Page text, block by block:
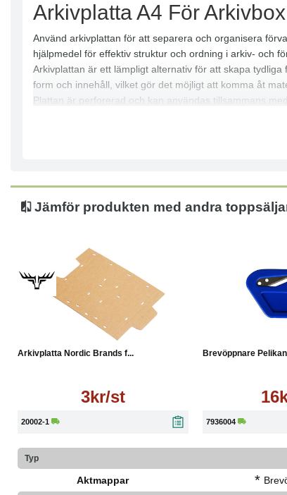
Arkivplatta A4 För Arkivbox
Använd arkivplattan för att separera och organisera
hjälpmedel för effektiv struktur och ordning i arkiv- och
Arkivplattan är ett lämpligt alternativ för att skapa
form och innehåll, vilket gör det möjligt att komma åt
Plattan är perforerad och kan användas tillsammans
● Format: A4
Jämför produkten med andra
Arkivplatta Nordic Brands f...
3kr/st
20002-1
Läs mer
Brevöppnare
7936004
Typ
Aktmappar *